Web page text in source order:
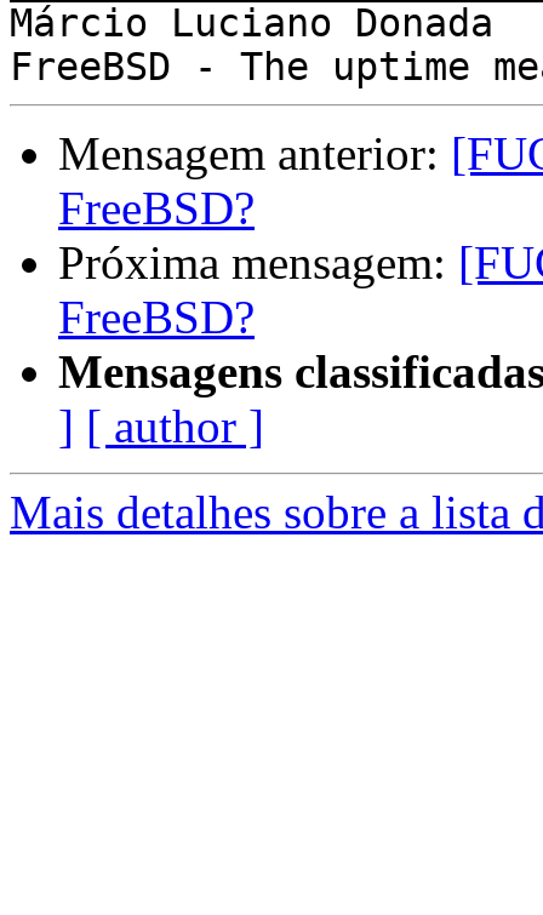
Márcio Luciano Donada
Mensagem anterior:
FreeBSD?
Próxima mensagem:
FreeBSD?
Mensagens
] [ author ]
Mais detalhes sobre a lista